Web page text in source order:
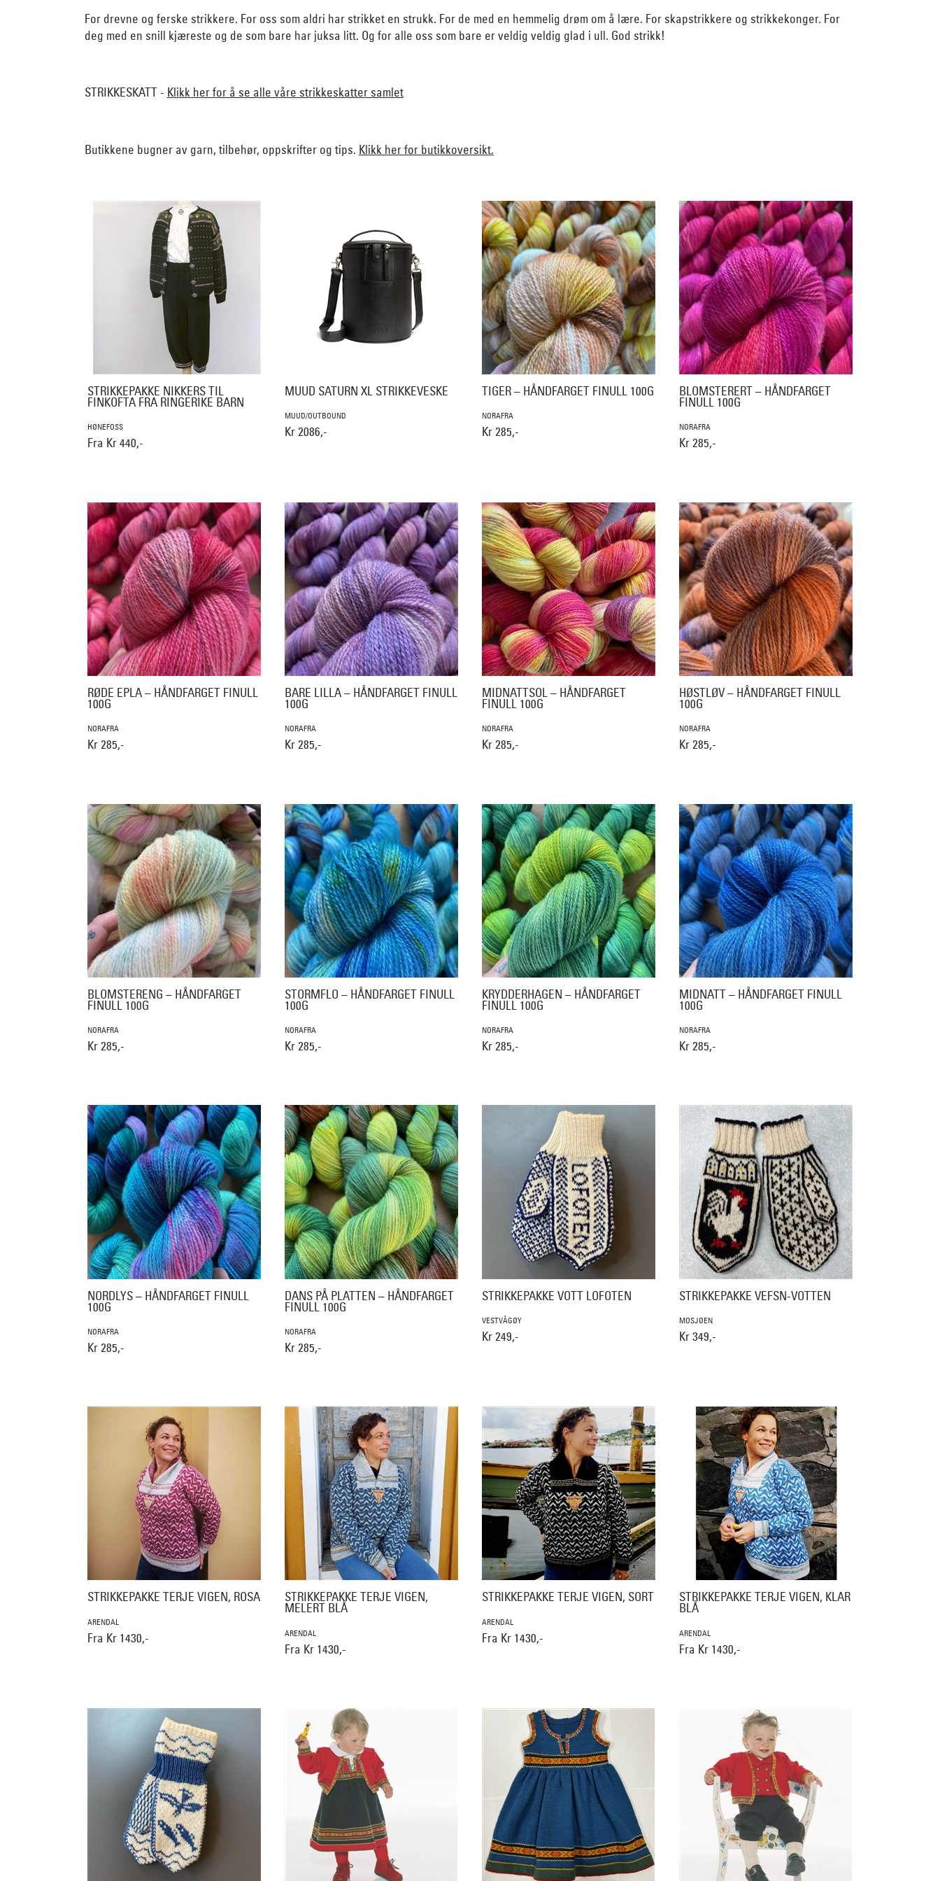
For drevne og ferske strikkere. For oss som aldri har strikket en strukk. For de med en hemmelig drøm om å lære. For skapstrikkere og strikkekonger. For
deg med en snill kjæreste og de som bare har juksa litt. Og for alle oss som bare er veldig veldig glad i ull. God strikk!
STRIKKESKATT - Klikk her for å se alle våre strikkeskatter samlet
Butikkene bugner av garn, tilbehør, oppskrifter og tips. Klikk her for butikkoversikt.
STRIKKEPAKKE NIKKERS TIL
FINKOFTA FRA RINGERIKE BARN
HØNEFOSS
Fra Kr 440,-
MUUD SATURN XL STRIKKEVESKE
MUUD/OUTBOUND
Kr 2086,-
TIGER – HÅNDFARGET FINULL 100G
NORAFRA
Kr 285,-
BLOMSTERERT – HÅNDFARGET
FINULL 100G
NORAFRA
Kr 285,-
RØDE EPLA – HÅNDFARGET FINULL
100G
NORAFRA
Kr 285,-
BARE LILLA – HÅNDFARGET FINULL
100G
NORAFRA
Kr 285,-
MIDNATTSOL – HÅNDFARGET
FINULL 100G
NORAFRA
Kr 285,-
HØSTLØV – HÅNDFARGET FINULL
100G
NORAFRA
Kr 285,-
BLOMSTERENG – HÅNDFARGET
FINULL 100G
NORAFRA
Kr 285,-
STORMFLO – HÅNDFARGET FINULL
100G
NORAFRA
Kr 285,-
KRYDDERHAGEN – HÅNDFARGET
FINULL 100G
NORAFRA
Kr 285,-
MIDNATT – HÅNDFARGET FINULL
100G
NORAFRA
Kr 285,-
NORDLYS – HÅNDFARGET FINULL
100G
NORAFRA
Kr 285,-
DANS PÅ PLATTEN – HÅNDFARGET
FINULL 100G
NORAFRA
Kr 285,-
STRIKKEPAKKE VOTT LOFOTEN
VESTVÅGØY
Kr 249,-
STRIKKEPAKKE VEFSN-VOTTEN
MOSJØEN
Kr 349,-
STRIKKEPAKKE TERJE VIGEN, ROSA
ARENDAL
Fra Kr 1430,-
STRIKKEPAKKE TERJE VIGEN,
MELERT BLÅ
ARENDAL
Fra Kr 1430,-
STRIKKEPAKKE TERJE VIGEN, SORT
ARENDAL
Fra Kr 1430,-
STRIKKEPAKKE TERJE VIGEN, KLAR
BLÅ
ARENDAL
Fra Kr 1430,-